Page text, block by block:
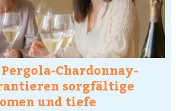
Chardonnay-
sorgfältige
und tiefe